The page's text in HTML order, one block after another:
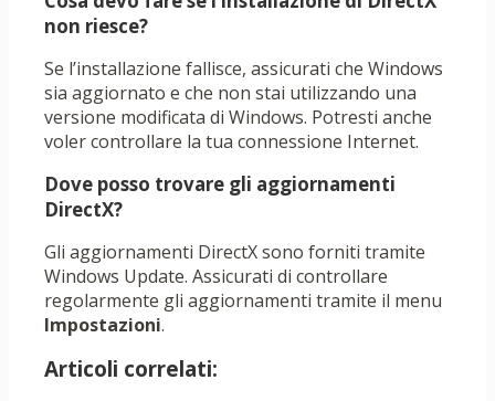
non riesce?
Se l’installazione fallisce, assicurati che Windows
sia aggiornato e che non stai utilizzando una
versione modificata di Windows. Potresti anche
voler controllare la tua connessione Internet.
Dove posso trovare gli aggiornamenti
DirectX?
Gli aggiornamenti DirectX sono forniti tramite
Windows Update. Assicurati di controllare
regolarmente gli aggiornamenti tramite il menu
Impostazioni.
Articoli correlati: